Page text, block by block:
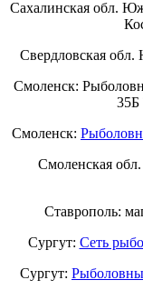
Сахалинская обл.
Свердловская
Смоленск:
35Б
Смоленск:
Смоленская
Ставрополь:
Сургут: Сеть
Сургут: